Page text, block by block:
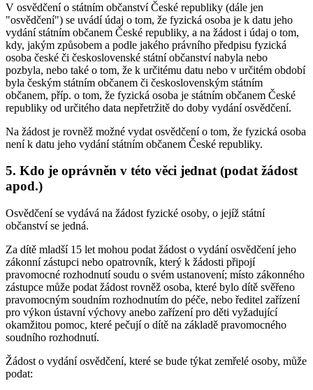
V osvědčení o státním občanství České republiky (dále jen
"osvědčení") se uvádí údaj o tom, že fyzická osoba je k datu jeho
vydání státním občanem České republiky, a na žádost i údaj o tom,
kdy, jakým způsobem a podle jakého právního předpisu fyzická
osoba české či československé státní občanství nabyla nebo
pozbyla, nebo také o tom, že k určitému datu nebo v určitém období
byla českým státním občanem či československým státním
občanem, příp. o tom, že fyzická osoba je státním občanem České
republiky od určitého data nepřetržitě do doby vydání osvědčení.
Na žádost je rovněž možné vydat osvědčení o tom, že fyzická osoba
není k datu jeho vydání státním občanem České republiky.
5. Kdo je oprávněn v této věci jednat (podat žádost
apod.)
Osvědčení se vydává na žádost fyzické osoby, o jejíž státní
občanství se jedná.
Za dítě mladší 15 let mohou podat žádost o vydání osvědčení jeho
zákonní zástupci nebo opatrovník, který k žádosti připojí
pravomocné rozhodnutí soudu o svém ustanovení; místo zákonného
zástupce může podat žádost rovněž osoba, které bylo dítě svěřeno
pravomocným soudním rozhodnutím do péče, nebo ředitel zařízení
pro výkon ústavní výchovy anebo zařízení pro děti vyžadující
okamžitou pomoc, které pečují o dítě na základě pravomocného
soudního rozhodnutí.
Žádost o vydání osvědčení, které se bude týkat zemřelé osoby, může
podat: